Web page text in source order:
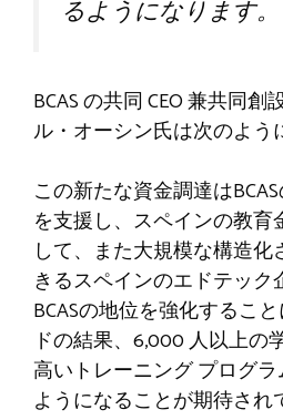
るようになります。
BCAS の共同 CEO 兼共同
ル・オーシン氏は次のよう
この新たな資金調達は
を支援し、スペインの教育
して、また大規模な構造
きるスペインのエドテック
BCASの地位を強化するこ
ドの結果、6,000 人以上の
高いトレーニング プログ
ようになることが期待され